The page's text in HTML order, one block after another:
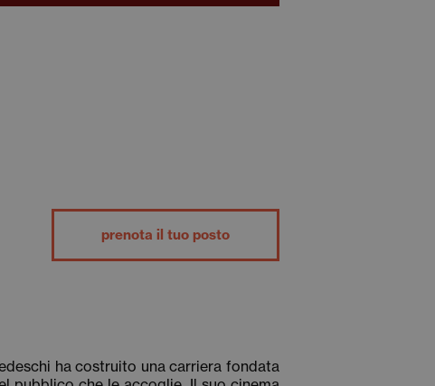
prenota il tuo posto
ha costruito una carriera fondata